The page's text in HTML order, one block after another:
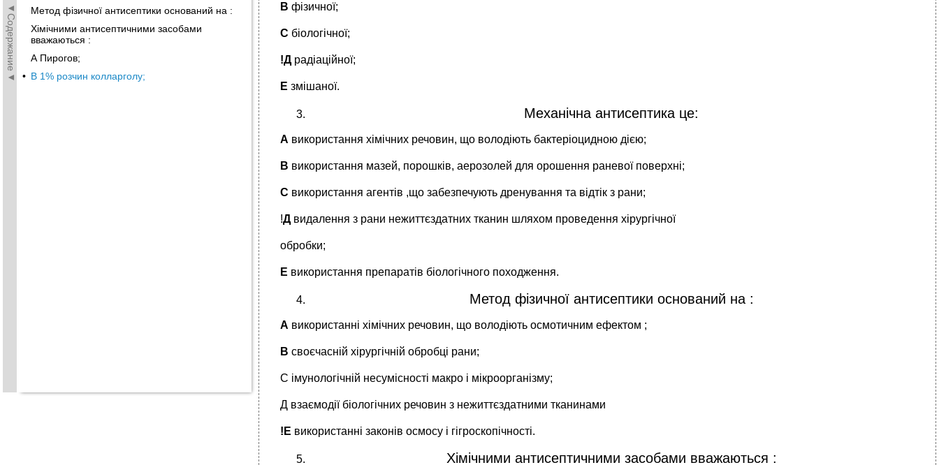
◄Содержание◄
Метод фізичної антисептики оснований на :
Хімічними антисептичними засобами
вважаються :
А Пирогов;
• В 1% розчин колларголу;
В фізичної;
С біологічної;
!Драдіаційної;
Е змішаної.
Механічна антисептика це:
А використання хімічних речовин, що володіють бактеріоцидною дією;
В використання мазей, порошків, аерозолей для орошення раневої поверхні;
С використання агентів ,що забезпечують дренування та відтік з рани;
!Двидалення з рани нежиттєздатних тканин шляхом проведення хірургічної
обробки;
Е використання препаратів біологічного походження.
Метод фізичної антисептики оснований на :
А використанні хімічних речовин, що володіють осмотичним ефектом ;
В своєчасній хірургічній обробці рани;
С імунологічній несумісності макро і мікроорганізму;
Д взаємодії біологічних речовин з нежиттєздатними тканинами
!Е використанні законів осмосу і гігроскопічності.
Хімічними антисептичними засобами вважаються :